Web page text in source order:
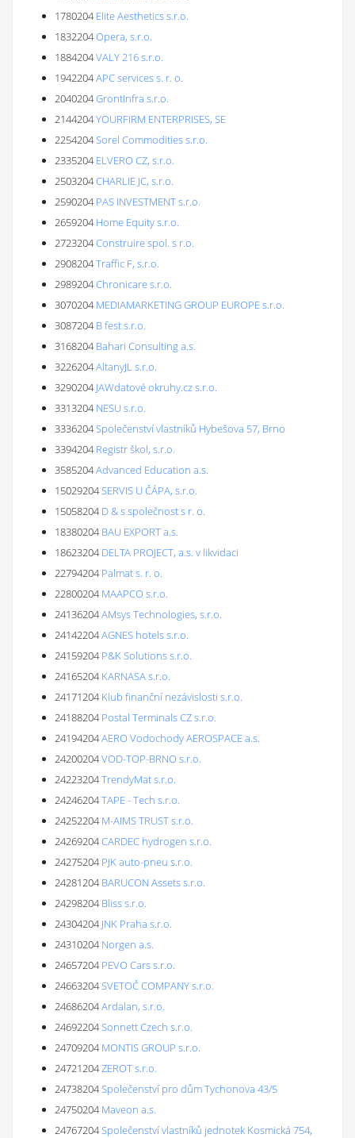
1780204 Elite Aesthetics s.r.o.
1832204Opera, s.r.o.
1884204VALY 216 s.r.o.
1942204APC services s. r. o.
2040204GrontInfra s.r.o.
2144204YOURFIRM ENTERPRISES, SE
2254204Sorel Commodities s.r.o.
2335204 ELVERO CZ, s.r.o.
2503204CHARLIE JC, s.r.o.
2590204 PAS INVESTMENT s.r.o.
2659204 Home Equity s.r.o.
2723204Construire spol. s r.o.
2908204Traffic F, s.r.o.
2989204Chronicare s.r.o.
3070204 MEDIAMARKETING GROUP EUROPE s.r.o.
3087204 B fest s.r.o.
3168204 Bahari Consulting a.s.
3226204AltanyJL s.r.o.
3290204 JAWdatové okruhy.cz s.r.o.
3313204 NESU s.r.o.
3336204Společenství vlastníků Hybešova 57, Brno
3394204 Registr škol, s.r.o.
3585204Advanced Education a.s.
15029204SERVIS U ČÁPA, s.r.o.
15058204 D & s společnost s r. o.
18380204 BAU EXPORT a.s.
18623204 DELTA PROJECT, a.s. v likvidaci
22794204 Palmat s. r. o.
22800204 MAAPCO s.r.o.
24136204AMsys Technologies, s.r.o.
24142204AGNES hotels s.r.o.
24159204 P&K Solutions s.r.o.
24165204 KARNASA s.r.o.
24171204 Klub finanční nezávislosti s.r.o.
24188204 Postal Terminals CZ s.r.o.
24194204AERO Vodochody AEROSPACE a.s.
24200204VOD-TOP-BRNO s.r.o.
24223204TrendyMat s.r.o.
24246204TAPE - Tech s.r.o.
24252204 M-AIMS TRUST s.r.o.
24269204CARDEC hydrogen s.r.o.
24275204 PJK auto-pneu s.r.o.
24281204 BARUCON Assets s.r.o.
24298204 Bliss s.r.o.
24304204 JNK Praha s.r.o.
24310204 Norgen a.s.
24657204 PEVO Cars s.r.o.
24663204SVETOČ COMPANY s.r.o.
24686204Ardalan, s.r.o.
24692204Sonnett Czech s.r.o.
24709204 MONTIS GROUP s.r.o.
24721204ZEROT s.r.o.
24738204Společenství pro dům Tychonova 43/5
24750204 Maveon a.s.
24767204Společenství vlastníků jednotek Kosmická 754,